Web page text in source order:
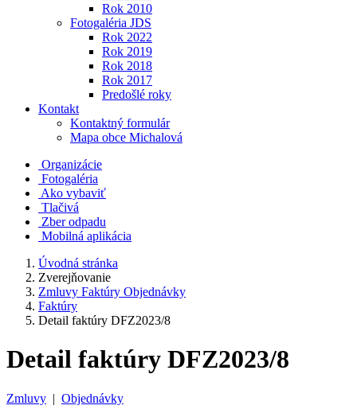
Rok 2010
Fotogaléria JDS
Rok 2022
Rok 2019
Rok 2018
Rok 2017
Predošlé roky
Kontakt
Kontaktný formulár
Mapa obce Michalová
Organizácie
Fotogaléria
Ako vybaviť
Tlačivá
Zber odpadu
Mobilná aplikácia
Úvodná stránka
Zverejňovanie
Zmluvy Faktúry Objednávky
Faktúry
Detail faktúry DFZ2023/8
Detail faktúry DFZ2023/8
Zmluvy | Objednávky